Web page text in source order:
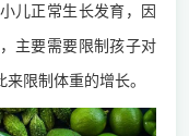
儿正常生长发育，因
主要需要限制孩子对
限制体重的增长。